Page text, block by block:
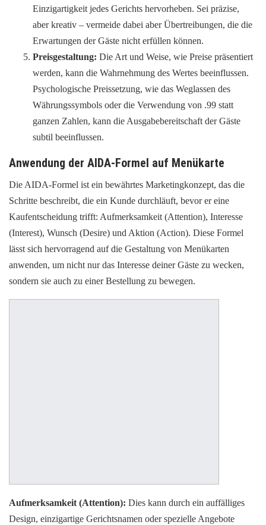
Einzigartigkeit jedes Gerichts hervorheben. Sei präzise,
aber kreativ – vermeide dabei aber Übertreibungen, die die
Erwartungen der Gäste nicht erfüllen können.
Preisgestaltung: Die Art und Weise, wie Preise präsentiert
werden, kann die Wahrnehmung des Wertes beeinflussen.
Psychologische Preissetzung, wie das Weglassen des
Währungssymbols oder die Verwendung von .99 statt
ganzen Zahlen, kann die Ausgabebereitschaft der Gäste
subtil beeinflussen.
Anwendung der AIDA-Formel auf Menükarte
Die AIDA-Formel ist ein bewährtes Marketingkonzept, das die
Schritte beschreibt, die ein Kunde durchläuft, bevor er eine
Kaufentscheidung trifft: Aufmerksamkeit (Attention), Interesse
(Interest), Wunsch (Desire) und Aktion (Action). Diese Formel
lässt sich hervorragend auf die Gestaltung von Menükarten
anwenden, um nicht nur das Interesse deiner Gäste zu wecken,
sondern sie auch zu einer Bestellung zu bewegen.
Aufmerksamkeit (Attention): Dies kann durch ein auffälliges
Design, einzigartige Gerichtsnamen oder spezielle Angebote